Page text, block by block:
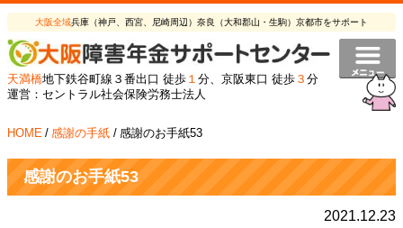
大阪全域兵庫（神戸、西宮、尼崎周辺）奈良（大和郡山・生駒）京都市をサポート
天満橋地下鉄谷町線３番出口 徒歩 １ 分、京阪東口 徒歩 ３ 分
運営：セントラル社会保険労務士法人
HOME / 感謝の手紙 / 感謝のお手紙53
感謝のお手紙53
2021.12.23